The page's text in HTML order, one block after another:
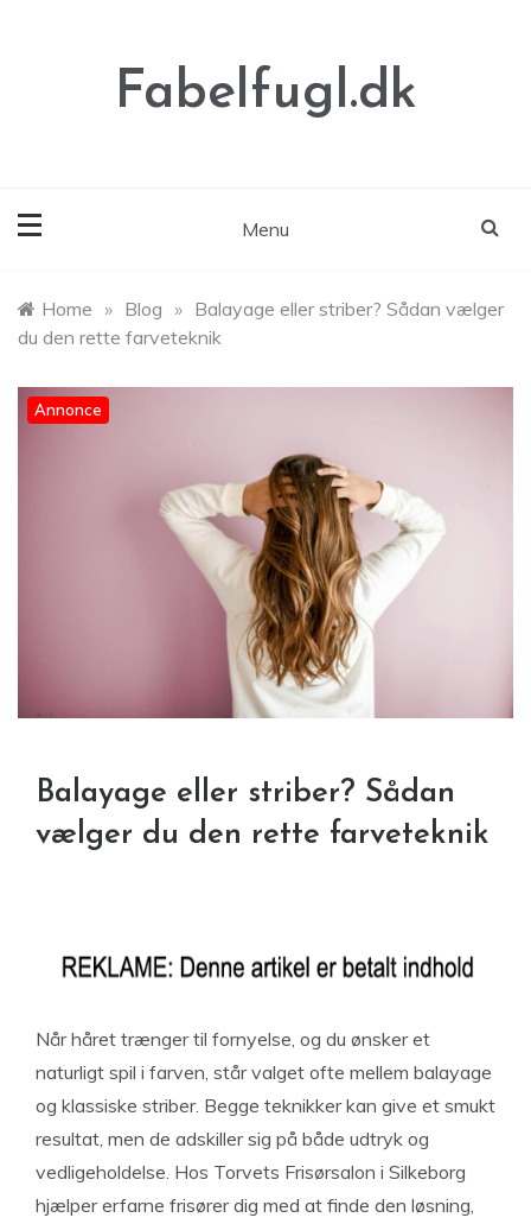
Fabelfugl.dk
Menu
Home » Blog » Balayage eller striber? Sådan vælger
du den rette farveteknik
Annonce
Balayage eller striber? Sådan
vælger du den rette farveteknik
Når håret trænger til fornyelse, og du ønsker et
naturligt spil i farven, står valget ofte mellem balayage
og klassiske striber. Begge teknikker kan give et smukt
resultat, men de adskiller sig på både udtryk og
vedligeholdelse. Hos Torvets Frisørsalon i Silkeborg
hjælper erfarne frisører dig med at finde den løsning,